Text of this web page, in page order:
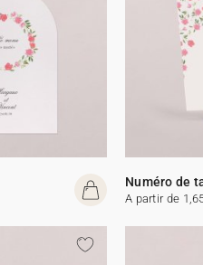
Numéro de
A partir de